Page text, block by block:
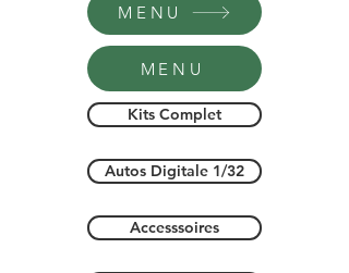
MENU
MENU
Kits Complet
Autos Digitale 1/32
Accesssoires